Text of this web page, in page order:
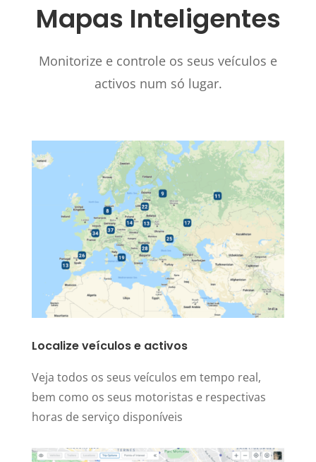
Mapas Inteligentes
Monitorize e controle os seus veículos e
activos num só lugar.
Localize veículos e activos
Veja todos os seus veículos em tempo real,
bem como os seus motoristas e respectivas
horas de serviço disponíveis